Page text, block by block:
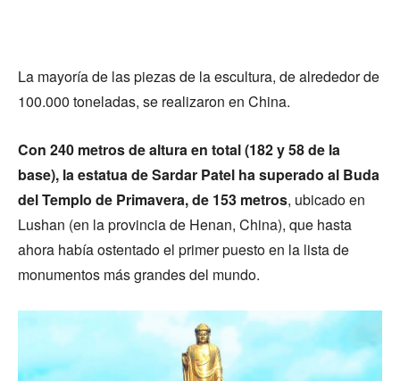
La mayoría de las piezas de la escultura, de alrededor de
100.000 toneladas, se realizaron en China.
Con 240 metros de altura en total (182 y 58 de la
base), la estatua de Sardar Patel ha superado al Buda
del Templo de Primavera, de 153 metros, ubicado en
Lushan (en la provincia de Henan, China), que hasta
ahora había ostentado el primer puesto en la lista de
monumentos más grandes del mundo.